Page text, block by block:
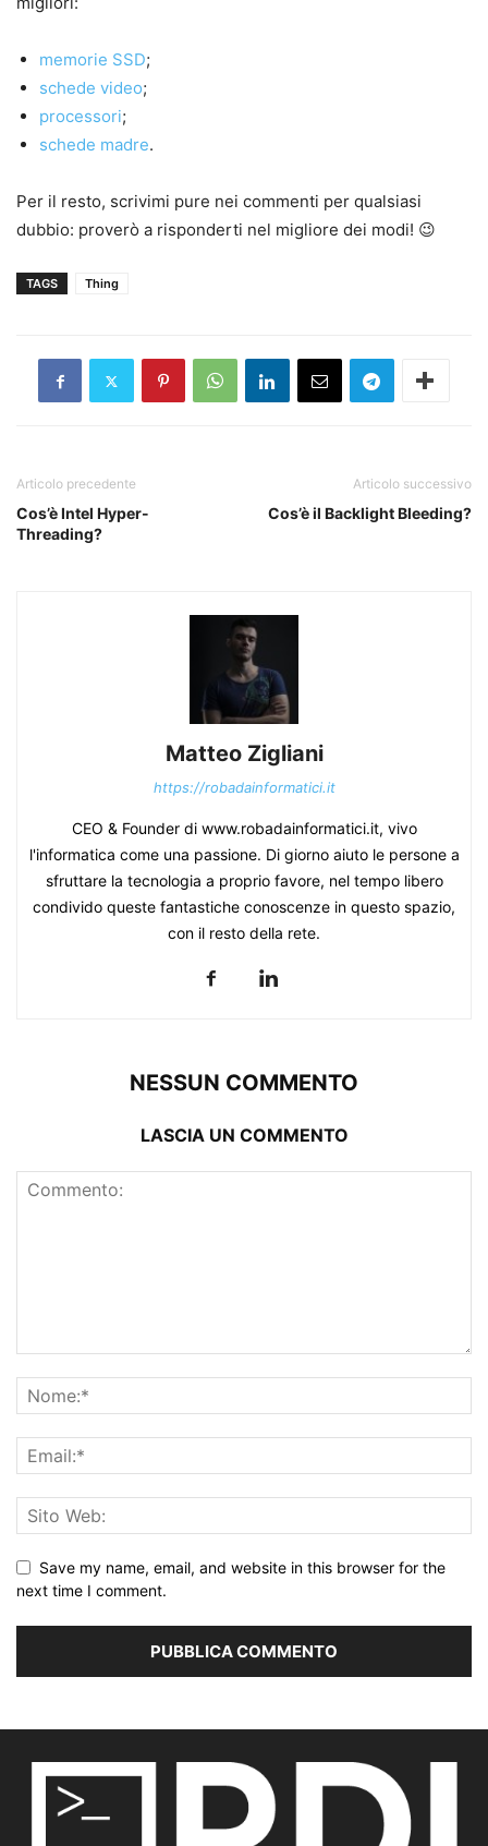
memorie SSD;
schede video;
processori;
schede madre.
Per il resto, scrivimi pure nei commenti per qualsiasi
dubbio: proverò a risponderti nel migliore dei modi! 😉
TAGS Thing
Articolo precedente
Cos’è Intel Hyper-
Threading?
Articolo successivo
Cos’è il Backlight Bleeding?
Matteo Zigliani
https://robadainformatici.it
CEO & Founder di www.robadainformatici.it, vivo
l'informatica come una passione. Di giorno aiuto le persone a
sfruttare la tecnologia a proprio favore, nel tempo libero
condivido queste fantastiche conoscenze in questo spazio,
con il resto della rete.
NESSUN COMMENTO
LASCIA UN COMMENTO
Save my name, email, and website in this browser for the
next time I comment.